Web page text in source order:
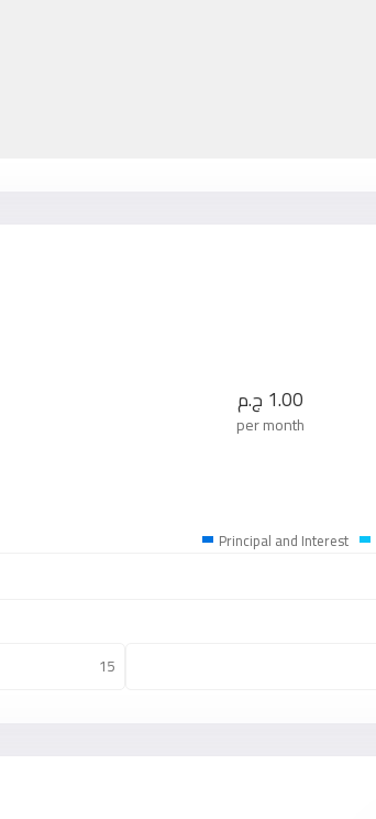
1.00 ج.م
per month
Principal and Interest